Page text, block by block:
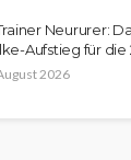
Neururer:
Aufstieg für die
2026